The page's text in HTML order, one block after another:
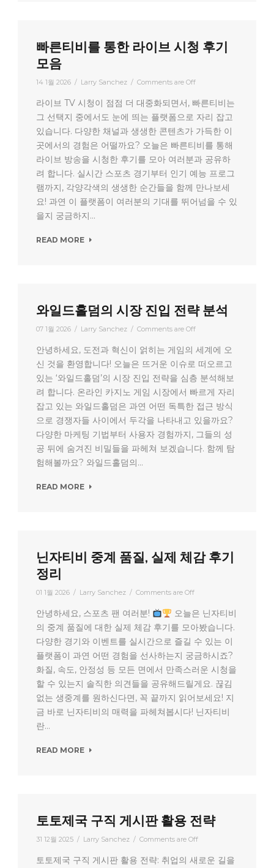
빠른티비를 통한 라이브 시청 후기
모음
14 1월 2026 / Larry Sanchez / Comments are Off
라이브 TV 시청이 점점 더 대중화되면서, 빠른티비는
그 선택지 중에서도 눈에 띄는 플랫폼으로 자리 잡고
있습니다. 다양한 채널과 생생한 콘텐츠가 가득한 이
곳에서의 경험은 어떨까요? 오늘은 빠른티비를 통해
라이브 방송을 시청한 후기를 모아 여러분과 공유하
려 합니다. 실시간 스포츠 경기부터 인기 예능 프로그
램까지, 각양각색의 생생한 순간들을 함께 만나보세
요! 과연 이 플랫폼이 여러분의 기대를 뛰어넘을 수 있
을지 궁금하지...
READ MORE
와일드홀덤의 시장 진입 전략 분석
07 1월 2026 / Larry Sanchez / Comments are Off
안녕하세요, 도전과 혁신이 얽히는 게임의 세계에 오
신 것을 환영합니다! 오늘은 뜨거운 이슈로 떠오르고
있는 ‘와일드홀덤’의 시장 진입 전략을 심층 분석해보
려 합니다. 온라인 카지노 게임 시장에서 빠르게 자리
잡고 있는 와일드홀덤은 과연 어떤 독특한 접근 방식
으로 경쟁자들 사이에서 두각을 나타내고 있을까요?
다양한 마케팅 기법부터 사용자 경험까지, 그들의 성
공 뒤에 숨겨진 비밀들을 파헤쳐 보겠습니다. 함께 탐
험해볼까요? 와일드홀덤의...
READ MORE
닌자티비 중계 품질, 실제 체감 후기
정리
01 1월 2026 / Larry Sanchez / Comments are Off
안녕하세요, 스포츠 팬 여러분!
오늘은 닌자티비
의 중계 품질에 대한 실제 체감 후기를 모아봤습니다.
다양한 경기와 이벤트를 실시간으로 즐길 수 있는 이
플랫폼이 과연 어떤 경험을 선사하는지 궁금하시죠?
화질, 속도, 안정성 등 모든 면에서 만족스러운 시청을
할 수 있는지 솔직한 의견들을 공유해드릴게요. 끊김
없는 생중계를 원하신다면, 꼭 끝까지 읽어보세요! 지
금 바로 닌자티비의 매력을 파헤쳐봅시다! 닌자티비
란...
READ MORE
토토제국 구직 게시판 활용 전략
31 12월 2025 / Larry Sanchez / Comments are Off
토토제국 구직 게시판 활용 전략: 취업의 새로운 길을